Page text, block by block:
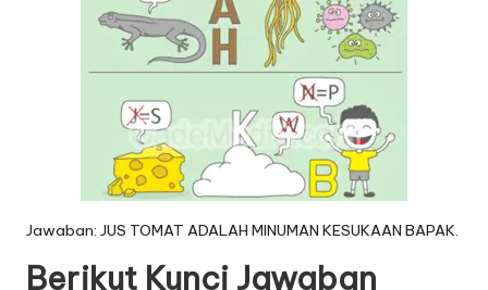
Jawaban: JUS TOMAT ADALAH MINUMAN KESUKAAN BAPAK.
Berikut Kunci Jawaban